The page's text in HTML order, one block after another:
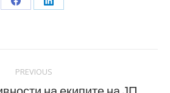
Share Share
PREVIOUS